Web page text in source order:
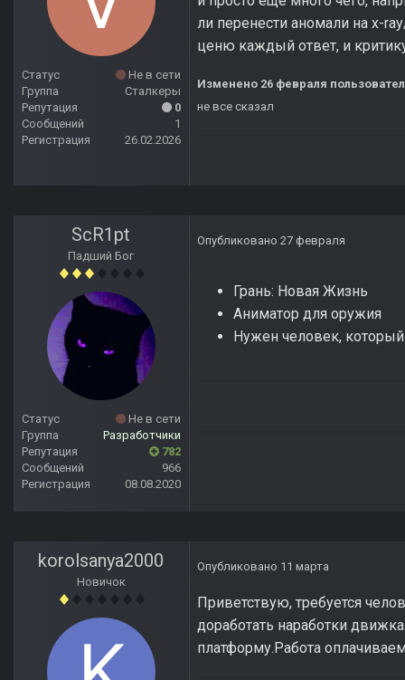
Статус
Не в сети
Группа
Сталкеры
Репутация
0
Сообщений
1
Регистрация
26.02.2026
ли перенести аномали на x-
ценю каждый ответ, и
Изменено 26 февраля
не все сказал
ScR1pt
Падший Бог
Статус
Не в сети
Группа
Разработчики
Репутация
782
Сообщений
966
Регистрация
08.08.2020
Опубликовано 27 февраля
Грань: Новая Жизнь
Аниматор для оружия
Нужен человек,
korolsanya2000
Новичок
Опубликовано 11 марта
Приветствую, требуется
доработать наработки
платформу.Работа